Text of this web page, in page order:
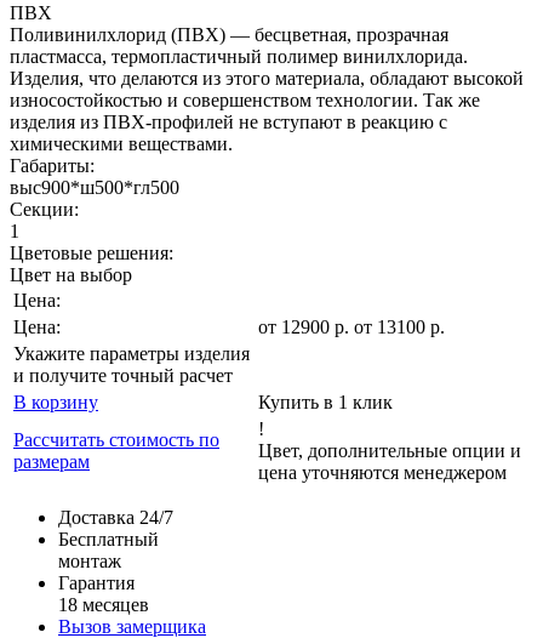
ПВХ
Поливинилхлорид (ПВХ) — бесцветная, прозрачная
пластмасса, термопластичный полимер винилхлорида.
Изделия, что делаются из этого материала, обладают высокой
износостойкостью и совершенством технологии. Так же
изделия из ПВХ-профилей не вступают в реакцию с
химическими веществами.
Габариты:
выс900*ш500*гл500
Секции:
1
Цветовые решения:
Цвет на выбор
Цена:
Цена:
от 12900 р. от 13100 р.
Укажите параметры изделия
и получите точный расчет
В корзину
Купить в 1 клик
Рассчитать стоимость по
размерам
!
Цвет, дополнительные опции и
цена уточняются менеджером
Доставка 24/7
Бесплатный
монтаж
Гарантия
18 месяцев
Вызов замерщика